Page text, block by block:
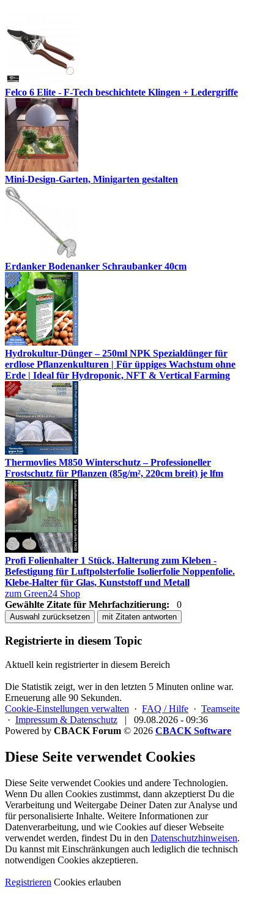
Felco 6 Elite - F-Tech beschichtete Klingen + Ledergriffe
Mini-Design-Garten, Minigarten gestalten
Erdanker Bodenanker Schraubanker 40cm
Hydrokultur-Dünger – 250ml NPK Spezialdünger für
erdlose Pflanzenkulturen | Für üppiges Wachstum ohne
Erde | Ideal für Hydroponic, NFT & Vertical Farming
Thermovlies M850 Winterschutz – Professioneller
Frostschutz für Pflanzen (85g/m², 220cm breit) je lfm
Profi Folienhalter 1 Stück, Halterung zum Kleben -
Befestigung für Luftpolsterfolie Isolierfolie Noppenfolie.
Klebe-Halter für Glas, Kunststoff und Metall
zum Green24 Shop
Gewählte Zitate für Mehrfachzitierung:
0
Auswahl zurücksetzen mit Zitaten antworten
Registrierte in diesem Topic
Aktuell kein registrierter in diesem Bereich
Die Statistik zeigt, wer in den letzten 5 Minuten online war.
Erneuerung alle 90 Sekunden.
Cookie-Einstellungen verwalten · FAQ / Hilfe · Teamseite
· Impressum & Datenschutz |
09.08.2026 - 09:36
Powered by CBACK Forum © 2026 CBACK Software
Diese Seite verwendet Cookies
Diese Seite verwendet Cookies und andere Technologien.
Wenn Du allen Cookies zustimmst, dann akzeptierst Du die
Verarbeitung und Weitergabe Deiner Daten zur Analyse und
für personalisierte Inhalte. Weitere Informationen zur
Datenverarbeitung, und wie Cookies auf dieser Webseite
verwendet werden, findest Du in den Datenschutzhinweisen.
Du kannst mit Einschränkungen auch lediglich die technisch
notwendigen Cookies akzeptieren.
Registrieren Cookies erlauben